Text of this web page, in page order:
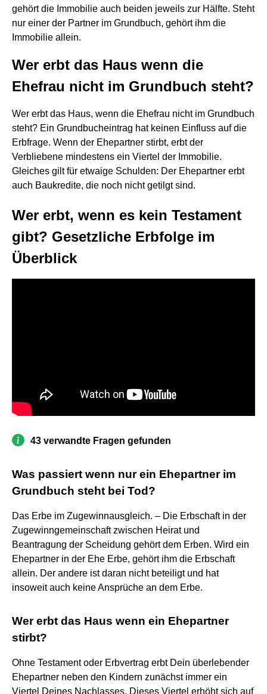
gehört die Immobilie auch beiden jeweils zur Hälfte. Steht
nur einer der Partner im Grundbuch, gehört ihm die
Immobilie allein.
Wer erbt das Haus wenn die
Ehefrau nicht im Grundbuch steht?
Wer erbt das Haus, wenn die Ehefrau nicht im Grundbuch
steht? Ein Grundbucheintrag hat keinen Einfluss auf die
Erbfrage. Wenn der Ehepartner stirbt, erbt der
Verbliebene mindestens ein Viertel der Immobilie.
Gleiches gilt für etwaige Schulden: Der Ehepartner erbt
auch Baukredite, die noch nicht getilgt sind.
Wer erbt, wenn es kein Testament
gibt? Gesetzliche Erbfolge im
Überblick
43 verwandte Fragen gefunden
Was passiert wenn nur ein Ehepartner im
Grundbuch steht bei Tod?
Das Erbe im Zugewinnausgleich. – Die Erbschaft in der
Zugewinngemeinschaft zwischen Heirat und
Beantragung der Scheidung gehört dem Erben. Wird ein
Ehepartner in der Ehe Erbe, gehört ihm die Erbschaft
allein. Der andere ist daran nicht beteiligt und hat
insoweit auch keine Ansprüche an dem Erbe.
Wer erbt das Haus wenn ein Ehepartner
stirbt?
Ohne Testament oder Erbvertrag erbt Dein überlebender
Ehepartner neben den Kindern zunächst immer ein
Viertel Deines Nachlasses. Dieses Viertel erhöht sich auf